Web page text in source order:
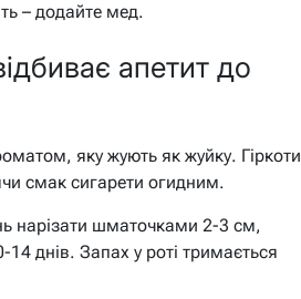
– додайте мед.
апетит до
яку жують як жуйку. Гіркоти
смак сигарети огидним.
нарізати шматочками 2-3 см,
днів. Запах у роті тримається